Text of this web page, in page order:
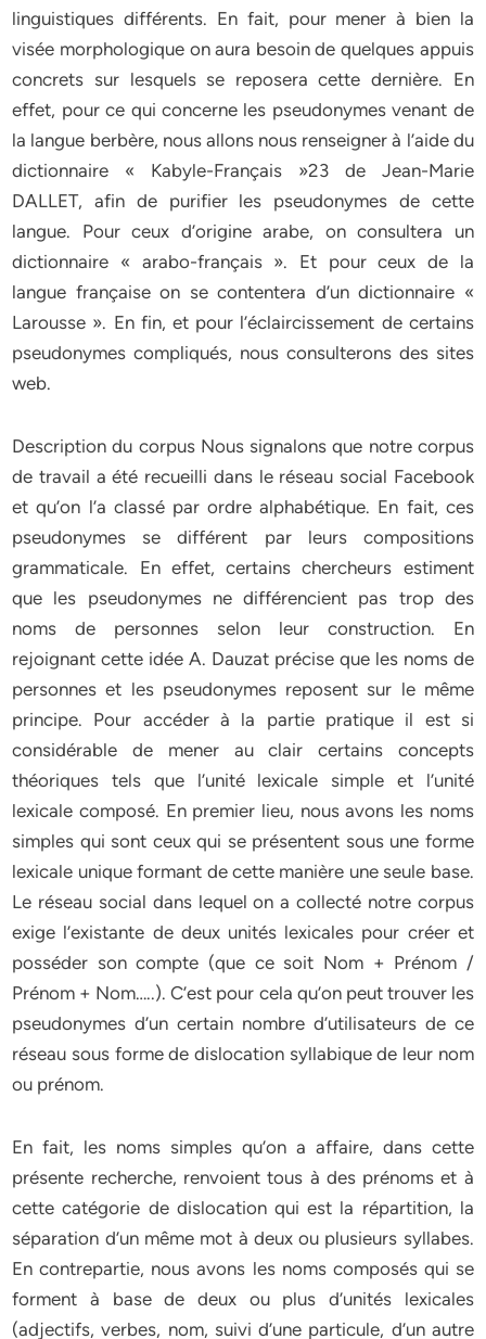
linguistiques différents. En fait, pour mener à bien la
visée morphologique on aura besoin de quelques appuis
concrets sur lesquels se reposera cette dernière. En
effet, pour ce qui concerne les pseudonymes venant de
la langue berbère, nous allons nous renseigner à l’aide du
dictionnaire « Kabyle-Français »23 de Jean-Marie
DALLET, afin de purifier les pseudonymes de cette
langue. Pour ceux d’origine arabe, on consultera un
dictionnaire « arabo-français ». Et pour ceux de la
langue française on se contentera d’un dictionnaire «
Larousse ». En fin, et pour l’éclaircissement de certains
pseudonymes compliqués, nous consulterons des sites
web.
Description du corpus Nous signalons que notre corpus
de travail a été recueilli dans le réseau social Facebook
et qu’on l’a classé par ordre alphabétique. En fait, ces
pseudonymes se différent par leurs compositions
grammaticale. En effet, certains chercheurs estiment
que les pseudonymes ne différencient pas trop des
noms de personnes selon leur construction. En
rejoignant cette idée A. Dauzat précise que les noms de
personnes et les pseudonymes reposent sur le même
principe. Pour accéder à la partie pratique il est si
considérable de mener au clair certains concepts
théoriques tels que l’unité lexicale simple et l’unité
lexicale composé. En premier lieu, nous avons les noms
simples qui sont ceux qui se présentent sous une forme
lexicale unique formant de cette manière une seule base.
Le réseau social dans lequel on a collecté notre corpus
exige l’existante de deux unités lexicales pour créer et
posséder son compte (que ce soit Nom + Prénom /
Prénom + Nom…..). C’est pour cela qu’on peut trouver les
pseudonymes d’un certain nombre d’utilisateurs de ce
réseau sous forme de dislocation syllabique de leur nom
ou prénom.
En fait, les noms simples qu’on a affaire, dans cette
présente recherche, renvoient tous à des prénoms et à
cette catégorie de dislocation qui est la répartition, la
séparation d’un même mot à deux ou plusieurs syllabes.
En contrepartie, nous avons les noms composés qui se
forment à base de deux ou plus d’unités lexicales
(adjectifs, verbes, nom, suivi d’une particule, d’un autre